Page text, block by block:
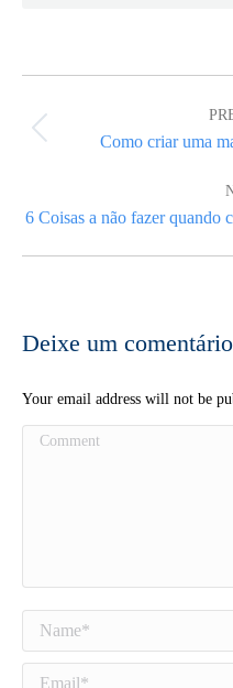
navigation
Como criar uma
6 Coisas a não fazer quando
Deixe um comentário
Your email address will not be
Comment
Name *
Email *